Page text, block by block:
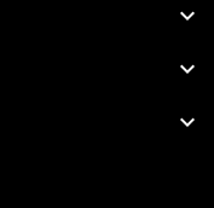


